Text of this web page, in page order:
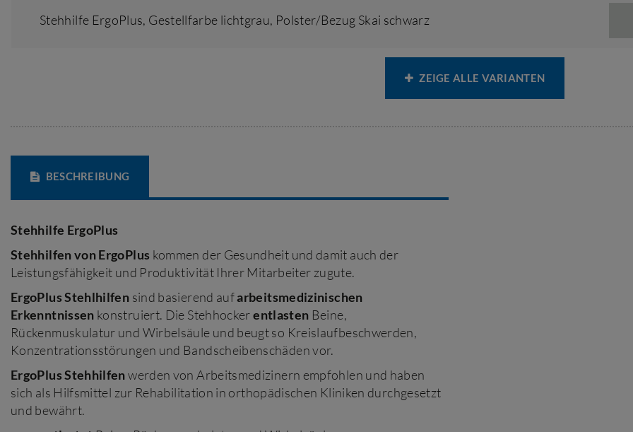
Stehhilfe ErgoPlus, Gestellfarbe lichtgrau, Polster/Bezug Skai schwarz
ZEIGE ALLE VARIANTEN
BESCHREIBUNG
Stehhilfe ErgoPlus
Stehhilfen von ErgoPlus kommen der Gesundheit und damit auch der
Leistungsfähigkeit und Produktivität Ihrer Mitarbeiter zugute.
ErgoPlus Stehlhilfen sind basierend aufarbeitsmedizinischen
Erkenntnissen konstruiert. Die Stehhockerentlasten Beine,
Rückenmuskulatur und Wirbelsäule und beugt so Kreislaufbeschwerden,
Konzentrationsstörungen und Bandscheibenschäden vor.
ErgoPlus Stehhilfenwerden von Arbeitsmedizinern empfohlen und haben
sich als Hilfsmittel zur Rehabilitation in orthopädischen Kliniken durchgesetzt
und bewährt.